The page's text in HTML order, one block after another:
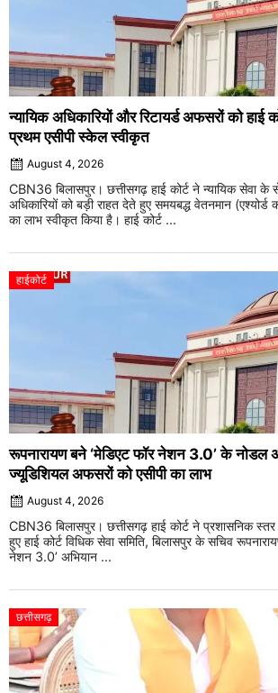
न्यायिक अधिकारियों और रिटायर्ड अफसरों को हाई
प्रथम एसीपी स्केल स्वीकृत
August 4, 2026
CBN36 बिलासपुर। छत्तीसगढ़ हाई कोर्ट ने न्यायिक सेवा के
अधिकारियों को बड़ी राहत देते हुए समयबद्ध वेतनमान (एश्योर्ड
का लाभ स्वीकृत किया है। हाई कोर्ट ...
हाईकोर्ट
रूपनारायण बने ‘मेडिएट फॉर नेशन 3.0’ के नोडल
ज्यूडिशियल अफसरों को एसीपी का लाभ
August 4, 2026
CBN36 बिलासपुर। छत्तीसगढ़ हाई कोर्ट ने प्रशासनिक
हुए हाई कोर्ट विधिक सेवा समिति, बिलासपुर के सचिव
नेशन 3.0’ अभियान ...
छत्तीसगढ़